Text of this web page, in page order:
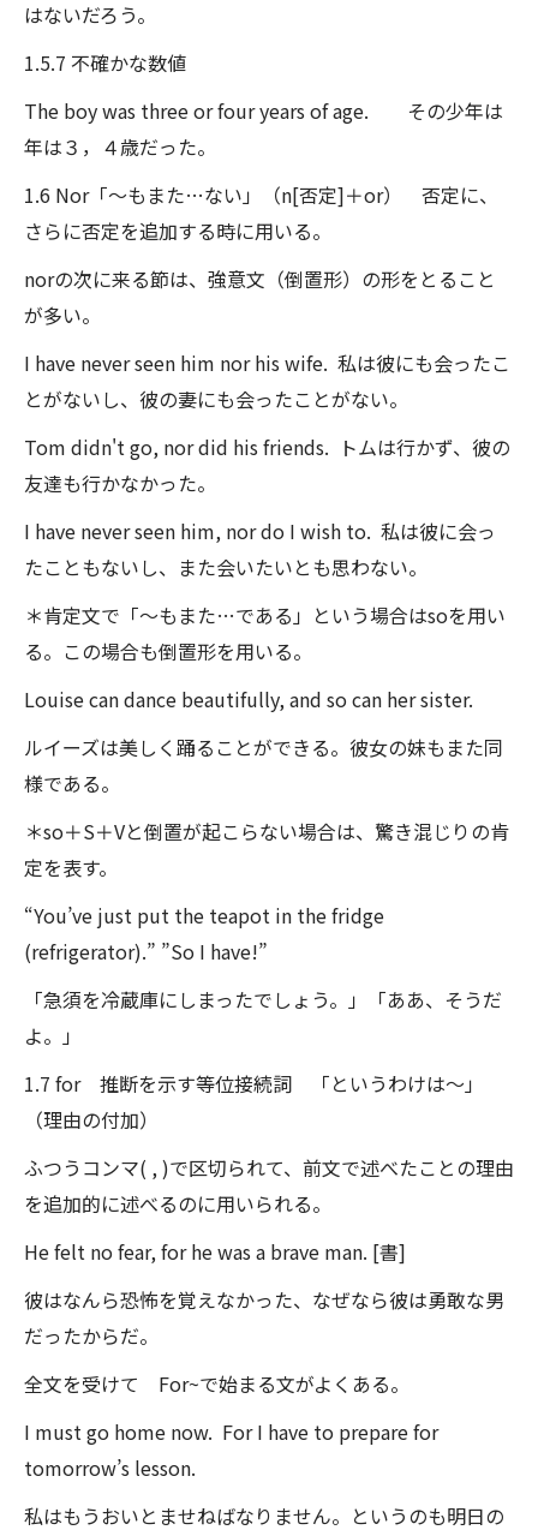
はないだろう。
1.5.7 不確かな数値
The boy was three or four years of age. その少年は
年は３，４歳だった。
1.6 Nor「～もまた…ない」（n[否定]＋or） 否定に、
さらに否定を追加する時に用いる。
norの次に来る節は、強意文（倒置形）の形をとること
が多い。
I have never seen him nor his wife. 私は彼にも会ったこ
とがないし、彼の妻にも会ったことがない。
Tom didn't go, nor did his friends. トムは行かず、彼の
友達も行かなかった。
I have never seen him, nor do I wish to. 私は彼に会っ
たこともないし、また会いたいとも思わない。
＊肯定文で「〜もまた…である」という場合はsoを用い
る。この場合も倒置形を用いる。
Louise can dance beautifully, and so can her sister.
ルイーズは美しく踊ることができる。彼女の妹もまた同
様である。
＊so＋S＋Vと倒置が起こらない場合は、驚き混じりの肯
定を表す。
“You’ve just put the teapot in the fridge
(refrigerator).” ”So I have!”
「急須を冷蔵庫にしまったでしょう。」「ああ、そうだ
よ。」
1.7 for 推断を示す等位接続詞 「というわけは～」
（理由の付加）
ふつうコンマ( , )で区切られて、前文で述べたことの理由
を追加的に述べるのに用いられる。
He felt no fear, for he was a brave man. [書]
彼はなんら恐怖を覚えなかった、なぜなら彼は勇敢な男
だったからだ。
全文を受けて For~で始まる文がよくある。
I must go home now. For I have to prepare for
tomorrow’s lesson.
私はもうおいとませねばなりません。というのも明日の